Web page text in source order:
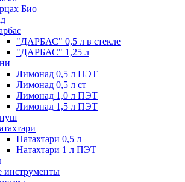
Био
"ДАРБАС" 0,5 л в стекле
"ДАРБАС" 1,25 л
Лимонад 0,5 л ПЭТ
Лимонад 0,5 л ст
Лимонад 1,0 л ПЭТ
Лимонад 1,5 л ПЭТ
Натахтари 0,5 л
Натахтари 1 л ПЭТ
инструменты